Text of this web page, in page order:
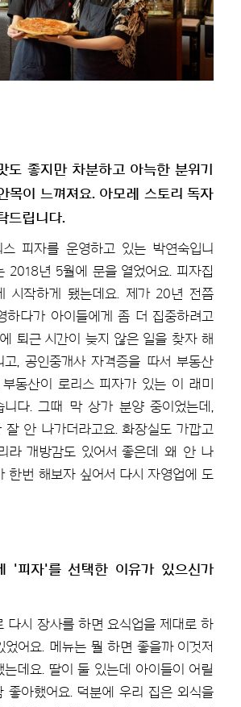
도 좋지만 차분하고 아늑한 분위기
목이 느껴져요. 아모레 스토리 독자
드립니다.
스 피자를 운영하고 있는 박연숙입니
2018년 5월에 문을 열었어요. 피자집
시작하게 됐는데요. 제가 20년 전쯤
하다가 아이들에게 좀 더 집중하려고
퇴근 시간이 늦지 않은 일을 찾자 해
, 공인중개사 자격증을 따서 부동산
동산이 로리스 피자가 있는 이 래미
니다. 그때 막 상가 분양 중이었는데,
잘 안 나가더라고요. 화장실도 가깝고
라 개방감도 있어서 좋은데 왜 안 나
한번 해보자 싶어서 다시 자영업에 도
'피자'를 선택한 이유가 있으신가
다시 장사를 하면 요식업을 제대로 하
었어요. 메뉴는 뭘 하면 좋을까 이것저
는데요. 딸이 둘 있는데 아이들이 어릴
좋아했어요. 덕분에 우리 집은 외식을